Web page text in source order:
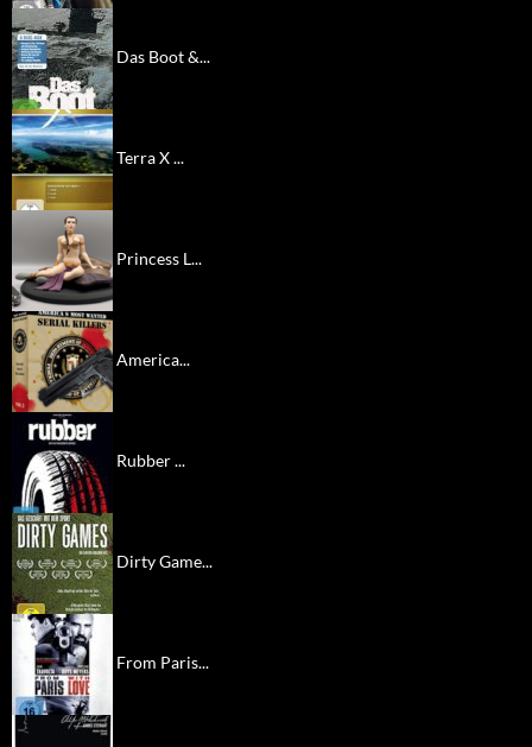
Das Boot &...
Terra X ...
Princess L...
America...
Rubber ...
Dirty Game...
From Paris...